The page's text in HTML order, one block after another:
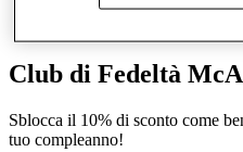
Club di Fedeltà
Sblocca il 10% di sconto come
tuo compleanno!